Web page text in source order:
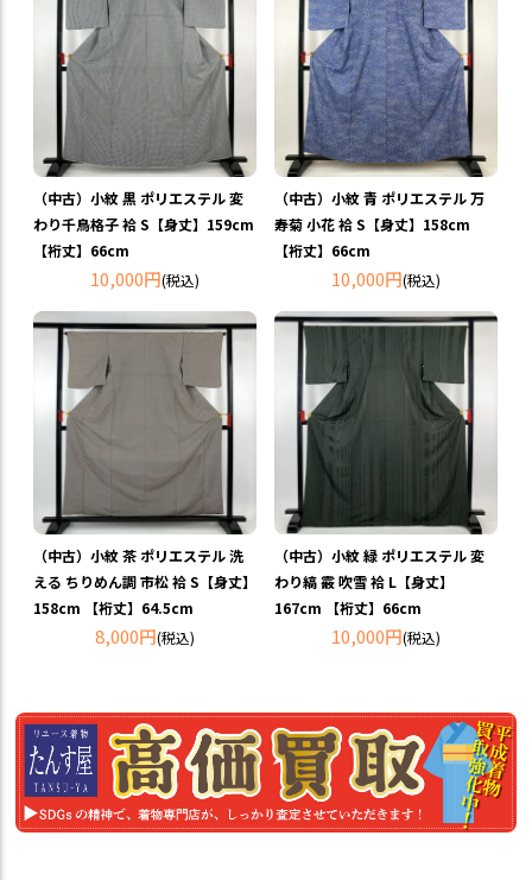
（中古）小紋 黒 ポリエステル 変
わり千鳥格子 袷 S【身丈】159cm
【裄丈】66cm
10,000円(税込)
（中古）小紋 青 ポリエステル 万
寿菊 小花 袷 S【身丈】158cm
【裄丈】66cm
10,000円(税込)
（中古）小紋 茶 ポリエステル 洗
える ちりめん調 市松 袷 S【身丈】
158cm 【裄丈】64.5cm
8,000円(税込)
（中古）小紋 緑 ポリエステル 変
わり縞 霰 吹雪 袷 L【身丈】
167cm 【裄丈】66cm
10,000円(税込)